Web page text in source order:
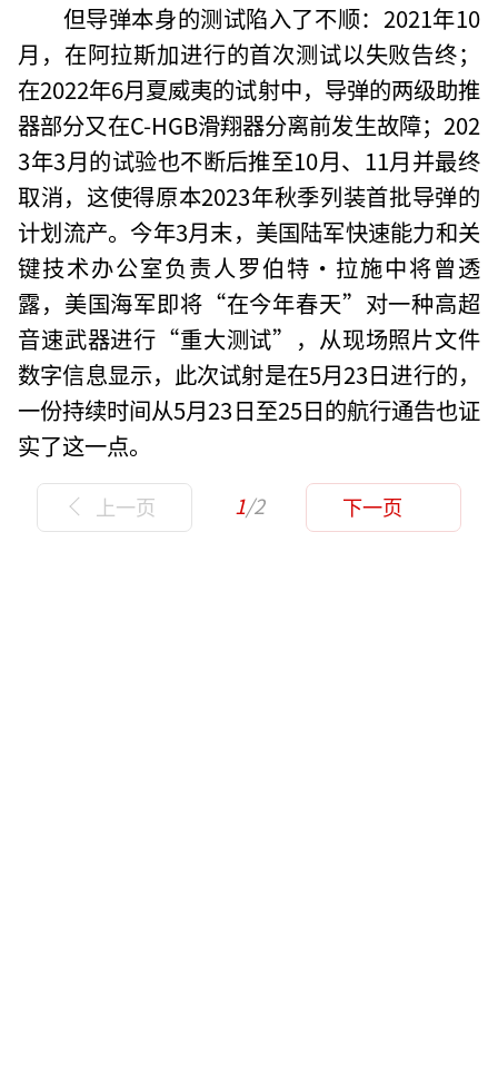
但导弹本身的测试陷入了不顺：2021年10
月，在阿拉斯加进行的首次测试以失败告终；
在2022年6月夏威夷的试射中，导弹的两级助推
器部分又在C-HGB滑翔器分离前发生故障；202
3年3月的试验也不断后推至10月、11月并最终
取消，这使得原本2023年秋季列装首批导弹的
计划流产。今年3月末，美国陆军快速能力和关
键技术办公室负责人罗伯特·拉施中将曾透
露，美国海军即将“在今年春天”对一种高超
音速武器进行“重大测试”，从现场照片文件
数字信息显示，此次试射是在5月23日进行的，
一份持续时间从5月23日至25日的航行通告也证
实了这一点。
上一页 1/2 下一页